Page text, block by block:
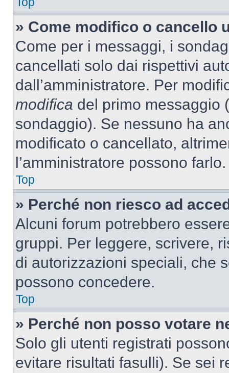
» Come modifico o cancello
Come per i messaggi, i
cancellati solo dai rispettivi
dall’amministratore. Per
modifica del primo messaggio
sondaggio). Se nessuno ha
modificato o cancellato,
l’amministratore possono farlo.
Top
» Perché non riesco ad
Alcuni forum potrebbero
gruppi. Per leggere, scrivere,
di autorizzazioni speciali, che
possono concedere.
Top
» Perché non posso votare
Solo gli utenti registrati
evitare risultati fasulli). Se sei